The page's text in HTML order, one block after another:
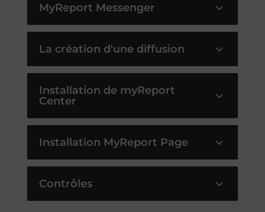
MyReport Messenger
La création d'une diffusion
Installation de myReport
Center
Installation MyReport Page
Contrôles